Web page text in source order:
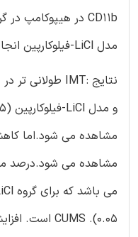
مدل LiCl-فیلوکارپین انجام شد.